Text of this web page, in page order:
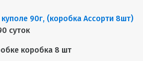
90г, (коробка Ассорти 8шт)
суток
коробка 8 шт